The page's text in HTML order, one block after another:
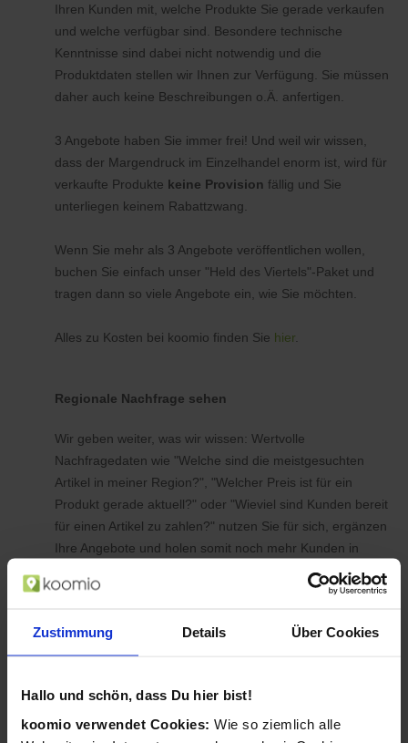
Zustimmung Details Über Cookies
Hallo und schön, dass Du hier bist!
koomio verwendet Cookies: Wie so ziemlich alle
Ihren Kunden mit, welche Produkte Sie gerade verkaufen
und welche verfügbar sind. Besondere technische
Kenntnisse sind dabei nicht notwendig und die
Produktdaten stellen wir Ihnen zur Verfügung. Sie müssen
daher auch keine Beschreibungen o.Ä. anfertigen.
3 Angebote haben Sie immer frei! Und weil wir wissen,
dass der Margendruck im Einzelhandel enorm ist, wird für
verkaufte Produkte keine Provision fällig und Sie
unterliegen keinem Rabattzwang.
Wenn Sie mehr als 3 Angebote veröffentlichen wollen,
buchen Sie einfach unser "Held des Viertels"-Paket und
tragen dann so viele Angebote ein, wie Sie möchten.
Alles zu Kosten bei koomio finden Sie hier.
Regionale Nachfrage sehen
Wir geben weiter, was wir wissen: Wertvolle
Nachfragedaten wie "Welche sind die meistgesuchten
Artikel in meiner Region?", "Welcher Preis ist für ein
Produkt gerade aktuell?" oder "Wieviel sind Kunden bereit
für einen Artikel zu zahlen?" nutzen Sie für sich, ergänzen
Ihre Angebote und holen somit noch mehr Kunden in